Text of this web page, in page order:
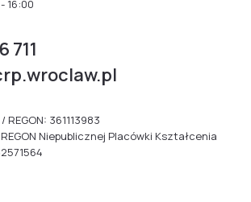
16:00
711
361113983
Niepublicznej Placówki Kształcenia